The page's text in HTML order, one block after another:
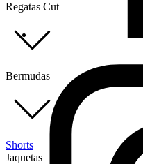
Regatas Cut
Bermudas
Shorts
Jaquetas